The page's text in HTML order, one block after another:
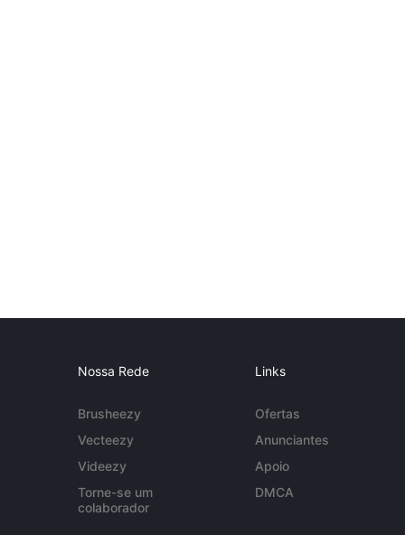
Nossa Rede
Brusheezy
Vecteezy
Videezy
Torne-se um
colaborador
Links
Ofertas
Anunciantes
Apoio
DMCA